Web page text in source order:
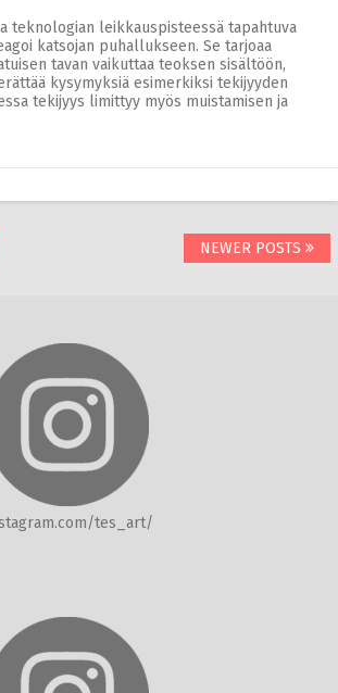
teknologian leikkauspisteessä tapahtuva
katsojan puhallukseen. Se tarjoaa
tavan vaikuttaa teoksen sisältöön,
kysymyksiä esimerkiksi tekijyyden
tekijyys limittyy myös muistamisen ja
NEWER POSTS
tes_art/